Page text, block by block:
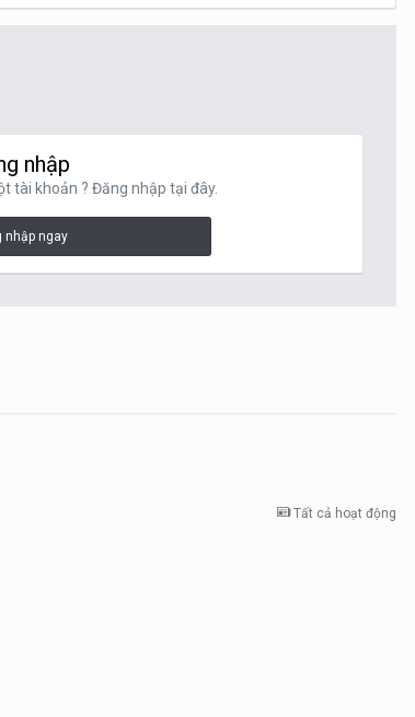
nhập
tài khoản ? Đăng nhập tại đây.
nhập ngay
Tất cả hoạt động